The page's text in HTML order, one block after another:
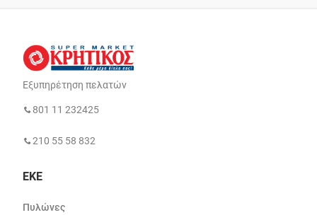
Εξυπηρέτηση πελατών
801 11 232425
210 55 58 832
ΕΚΕ
Πυλώνες